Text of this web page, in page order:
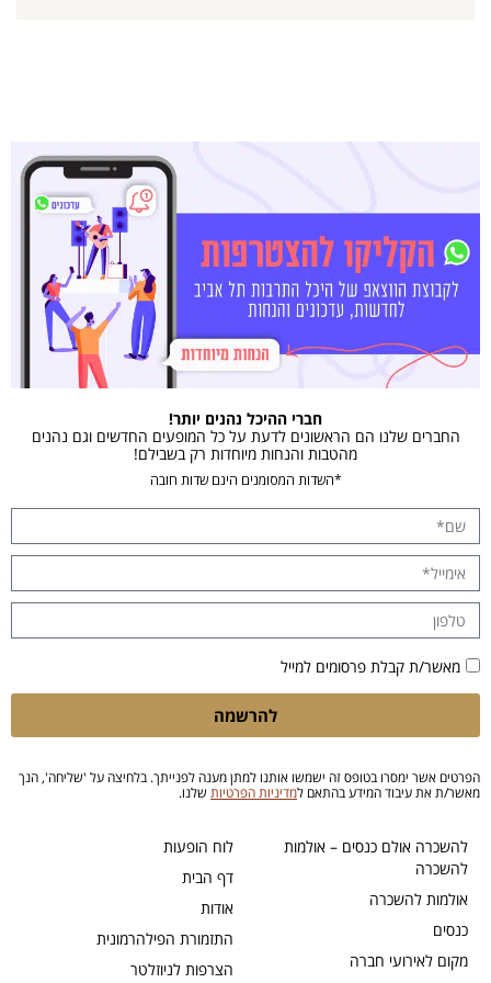
לוח הופעות
דף הבית
אודות
התזמורת הפילהרמונית
הצרפות לניוזלטר
להשכרה אולם כנסים – אולמות
להשכרה
אולמות להשכרה
כנסים
מקום לאירועי חברה
חברי ההיכל נהנים יותר!
החברים שלנו הם הראשונים לדעת על כל המופעים החדשים וגם נהנים
מהטבות והנחות מיוחדות רק בשבילם!
*השדות המסומנים הינם שדות חובה
מאשר/ת קבלת פרסומים למייל
להרשמה
הפרטים אשר ימסרו בטופס זה ישמשו אותנו למתן מענה לפנייתך. בלחיצה על 'שליחה', הנך
מאשר/ת את עיבוד המידע בהתאם למדיניות הפרטיות שלנו.